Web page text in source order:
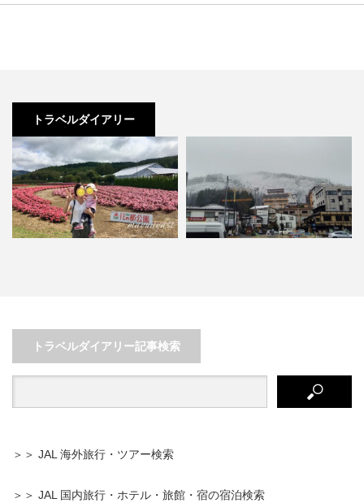
トラベルダイアリー
トラベルダイアリー記事検索
＞＞ JAL 海外旅行・ツアー検索
＞＞ JAL 国内旅行・ホテル・旅館・宿の宿泊検索